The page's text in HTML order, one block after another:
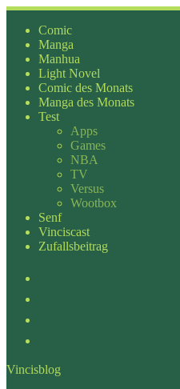
Zum
Inhalt
springen
Comic
Manga
Manhua
Light Novel
Comic des Monats
Manga des Monats
Test
Apps
Games
NBA
TV
Versus
Wootbox
Senf
Vinciscast
Zufallsbeitrag
Vincisblog